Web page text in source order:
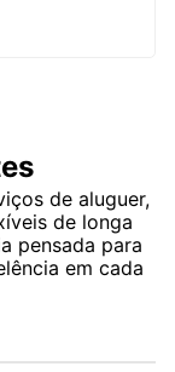
de aluguer,
de longa
pensada para
em cada